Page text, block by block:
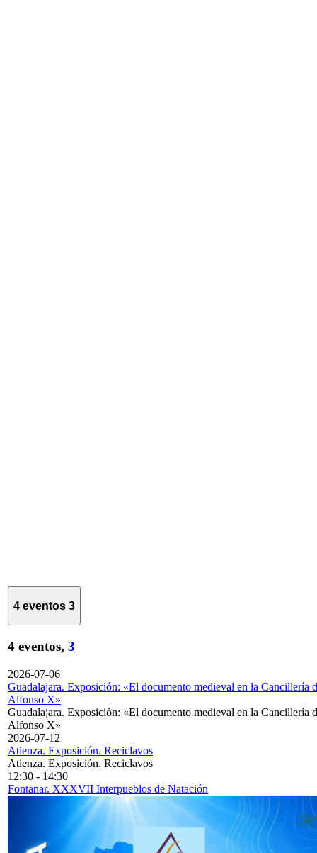
4 eventos 3
4 eventos, 3
2026-07-06
Guadalajara. Exposición: «El documento medieval en la Cancillería
Alfonso X»
Guadalajara. Exposición: «El documento medieval en la Cancillería
Alfonso X»
2026-07-12
Atienza. Exposición. Reciclavos
Atienza. Exposición. Reciclavos
12:30 - 14:30
Fontanar. XXXVII Interpueblos de Natación